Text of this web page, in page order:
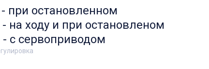
- при остановленном
- на ходу и при остановленом
- с сервоприводом